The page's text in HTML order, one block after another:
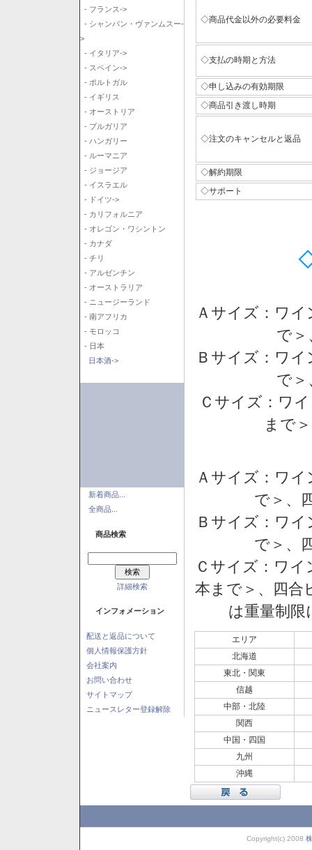
- フランス->
- シャンパン・ヴァンムスー-
>
- イタリア->
- スペイン->
- ポルトガル
- イギリス
- オーストリア
- ブルガリア
- ハンガリー
- ルーマニア
- ジョージア
- イスラエル
- ドイツ->
- カリフォルニア
- オレゴン・ワシントン
- カナダ
- チリ
- アルゼンチン
- オーストラリア
- ニュージーランド
- 南アフリカ
- モロッコ
- 日本
日本酒->
新着商品...
全商品...
商品検索
詳細検索
インフォメーション
配送と返品について
個人情報保護方針
会社案内
お問い合わせ
サイトマップ
ニュースレター登録解除
◇商品代金以外の必要料金
◇支払の時期と方法
◇申し込みの有効期限
◇商品引き渡し時期
◇注文のキャンセルと返品
◇解約期限
◇サポート
Ａサイズ：ワ
で
Ｂサイズ：ワ
で
Ｃサイズ：ワ
まで
Ａサイズ：ワ
で＞、
Ｂサイズ：ワ
で＞、
Ｃサイズ：ワイ
本まで＞、四
は重量制
エリア
北海道
東北・関東
信越
中部・北陸
関西
中国・四国
九州
沖縄
Copyright(c) 2008